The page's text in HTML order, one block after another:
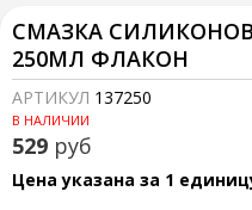
СМАЗКА
250МЛ ФЛАКОН
АРТИКУЛ 137250
В НАЛИЧИИ
529 руб
Цена указана за 1